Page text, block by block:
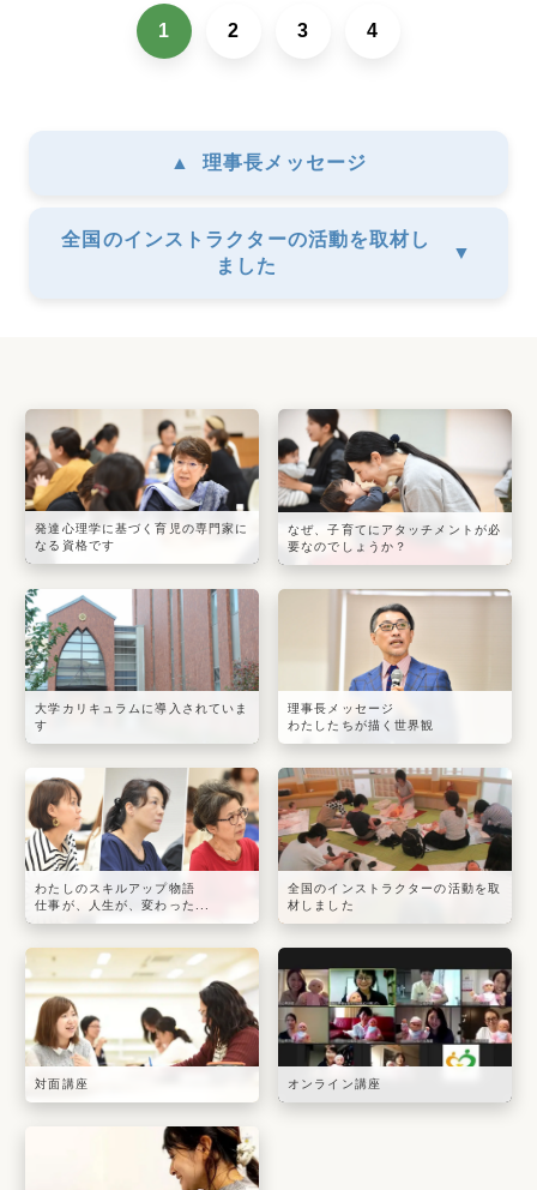
1 2 3 4
▲ 理事長メッセージ
全国のインストラクターの活動を取材し
ました
▼
発達心理学に基づく育児の専門家に
なる資格です
なぜ、子育てにアタッチメントが必
要なのでしょうか？
大学カリキュラムに導入されていま
す
理事長メッセージ
わたしたちが描く世界観
わたしのスキルアップ物語
仕事が、人生が、変わった...
全国のインストラクターの活動を取
材しました
対面講座 オンライン講座